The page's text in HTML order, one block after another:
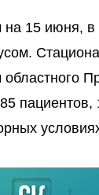
15 июня, в